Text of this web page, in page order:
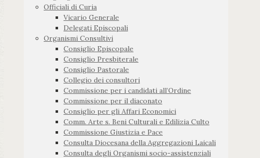
Officiali di Curia
Vicario Generale
Delegati Episcopali
Organismi Consultivi
Consiglio Episcopale
Consiglio Presbiterale
Consiglio Pastorale
Collegio dei consultori
Commissione per i candidati all’Ordine
Commissione per il diaconato
Consiglio per gli Affari Economici
Comm. Arte s. Beni Culturali e Edilizia Culto
Commissione Giustizia e Pace
Consulta Diocesana della Aggregazioni Laicali
Consulta degli Organismi socio-assistenziali